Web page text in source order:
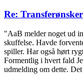
Re:
"AaB melder noget ud
skuffelse. Havde
spiller. Har også hørt
Formentlig i hvert fald
udmelding om dette.